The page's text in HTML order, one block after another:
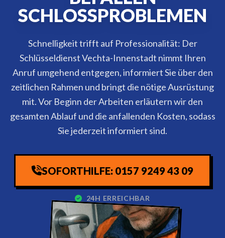
SCHLOSSPROBLEMEN
Schnelligkeit trifft auf Professionalität: Der
Schlüsseldienst Vechta-Innenstadt nimmt Ihren
Anruf umgehend entgegen, informiert Sie über den
zeitlichen Rahmen und bringt die nötige Ausrüstung
mit. Vor Beginn der Arbeiten erläutern wir den
gesamten Ablauf und die anfallenden Kosten, sodass
Sie jederzeit informiert sind.
SOFORTHILFE: 0157 9249 43 09
24H ERREICHBAR